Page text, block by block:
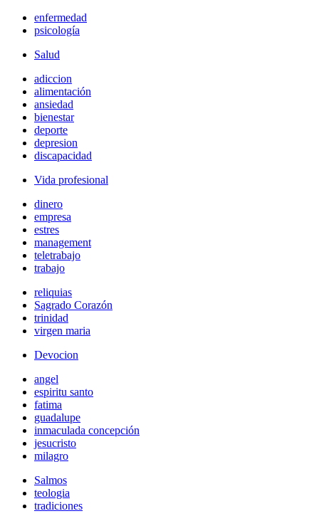
enfermedad
psicología
Salud
adiccion
alimentación
ansiedad
bienestar
deporte
depresion
discapacidad
Vida profesional
dinero
empresa
estres
management
teletrabajo
trabajo
reliquias
Sagrado Corazón
trinidad
virgen maria
Devocion
angel
espiritu santo
fatima
guadalupe
inmaculada concepción
jesucristo
milagro
Salmos
teologia
tradiciones